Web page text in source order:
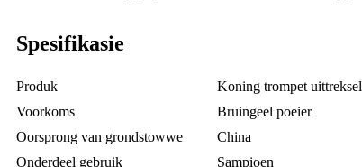
Spesifikasie
Produk
Koning trompet uittreksel
Voorkoms
Bruingeel poeier
Oorsprong van grondstowwe
China
Onderdeel gebruik
Sampioen